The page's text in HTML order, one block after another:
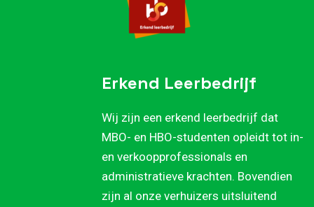
Erkend Leerbedrijf
Wij zijn een erkend leerbedrijf dat
MBO- en HBO-studenten opleidt tot in-
en verkoopprofessionals en
administratieve krachten. Bovendien
zijn al onze verhuizers uitsluitend